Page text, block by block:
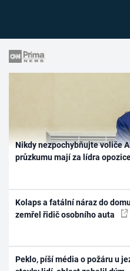
Nikdy nezpochybňujte voliče
průzkumu mají za lídra
Kolaps a fatální náraz do
zemřel řidič osobního auta
Peklo, píší média o požáru u